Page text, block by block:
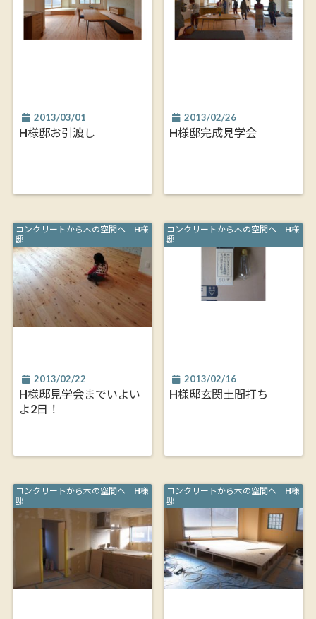
2013/03/01
H様邸お引渡し
2013/02/26
H様邸完成見学会
コンクリートから木の空間へ H様
邸
2013/02/22
H様邸見学会までいよい
よ2日！
コンクリートから木の空間へ H様
邸
2013/02/16
H様邸玄関土間打ち
コンクリートから木の空間へ H様
邸
コンクリートから木の空間へ H様
邸